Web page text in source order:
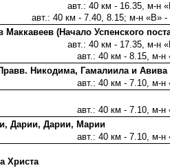
авт.: 40 км - 16.35, м-н
авт.: 40 км - 7.40, 8.15; м-н «В» -
(Начало Успенского
авт.: 40 км - 17.35, м-н
авт.: 40 км - 8.15, м-н
Никодима, Гамалиила и Авива
авт.: 40 км - 7.10, м-н
авт.: 40 км - 7.10, м-н
Дарии, Дарии, Марии
авт.: 40 км - 7.10, м-н
Христа